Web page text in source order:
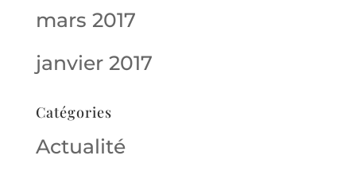
mars 2017
janvier 2017
Catégories
Actualité